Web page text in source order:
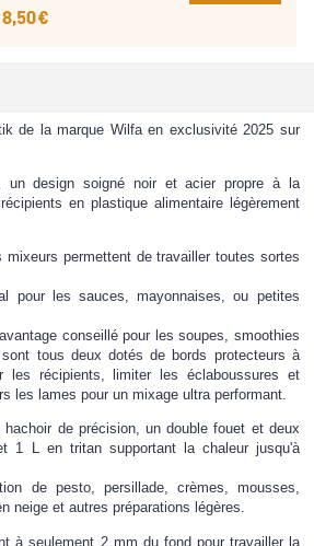
8,50 €
de la marque Wilfa en exclusivité 2025 sur
un design soigné noir et acier propre à la
en plastique alimentaire légèrement
mixeurs permettent de travailler toutes sortes
pour les sauces, mayonnaises, ou petites
conseillé pour les soupes, smoothies
tous deux dotés de bords protecteurs à
les récipients, limiter les éclaboussures et
les lames pour un mixage ultra performant.
hachoir de précision, un double fouet et deux
1 L en tritan supportant la chaleur jusqu'à
de pesto, persillade, crèmes, mousses,
neige et autres préparations légères.
à seulement 2 mm du fond pour travailler la